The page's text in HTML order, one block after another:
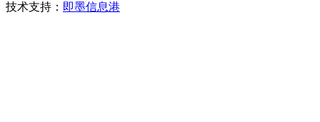
技术支持： 即墨信息港